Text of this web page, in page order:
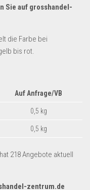
Sie auf grosshandel-
die Farbe bei
bis rot.
Auf Anfrage/VB
0,5 kg
0,5 kg
218 Angebote aktuell
zentrum.de